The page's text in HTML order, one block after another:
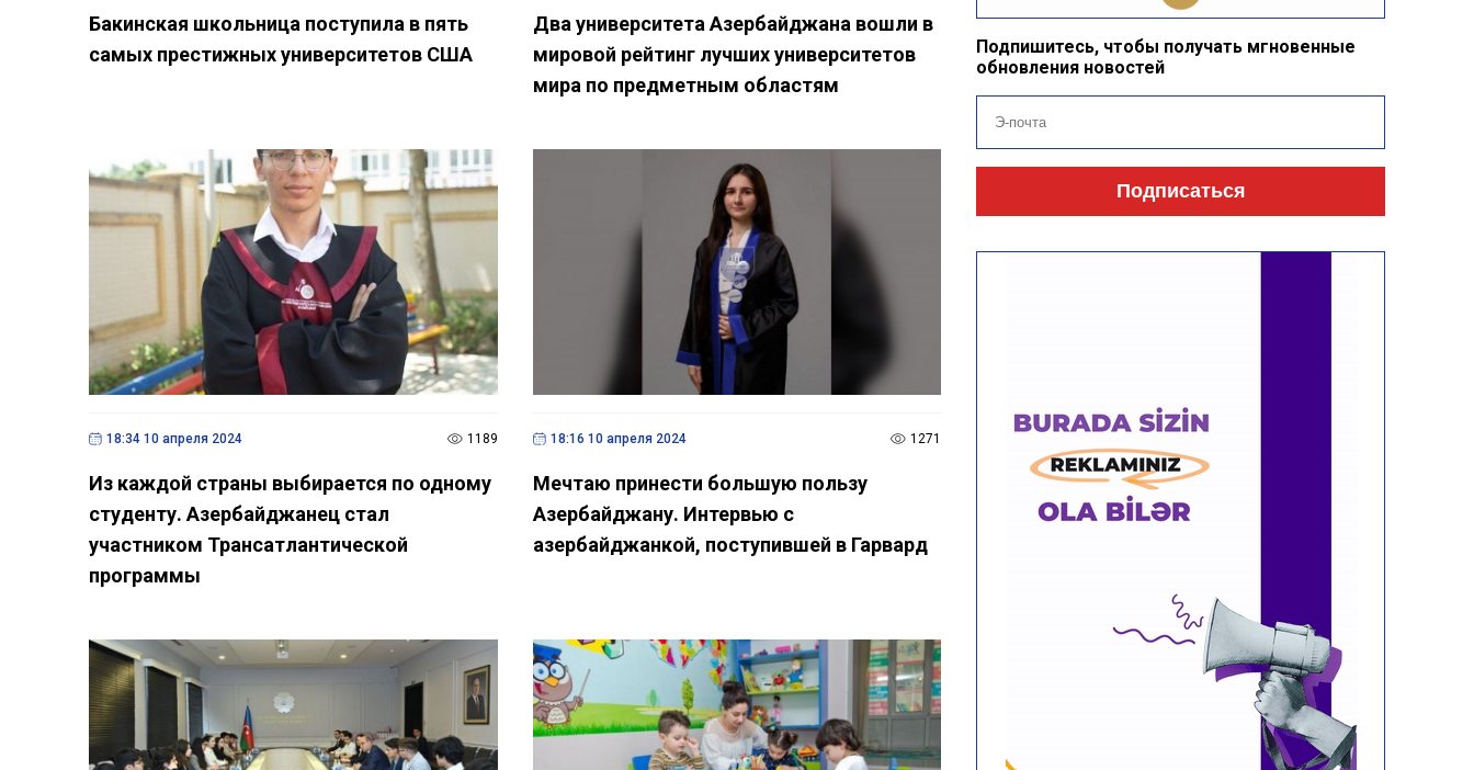
Бакинская школьница поступила в пять
самых престижных университетов США
Два университета Азербайджана вошли в
мировой рейтинг лучших университетов
мира по предметным областям
18:34 10 апреля 2024 1189
Из каждой страны выбирается по одному
студенту. Азербайджанец стал
участником Трансатлантической
программы
18:16 10 апреля 2024 1271
Мечтаю принести большую пользу
Азербайджану. Интервью с
азербайджанкой, поступившей в Гарвард
Подпишитесь, чтобы получать мгновенные
обновления новостей
Подписаться